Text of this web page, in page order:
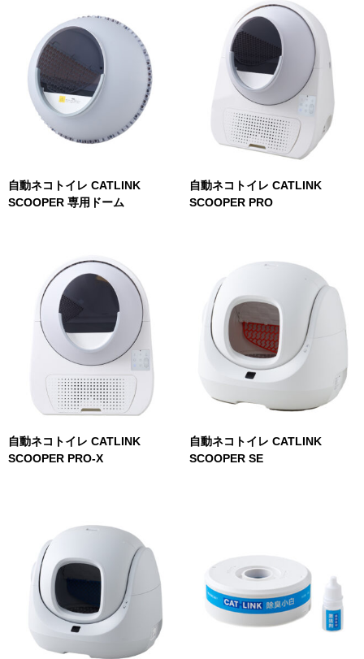
自動ネコトイレ CATLINK
SCOOPER 専用ドーム
自動ネコトイレ CATLINK
SCOOPER PRO
自動ネコトイレ CATLINK
SCOOPER PRO-X
自動ネコトイレ CATLINK
SCOOPER SE